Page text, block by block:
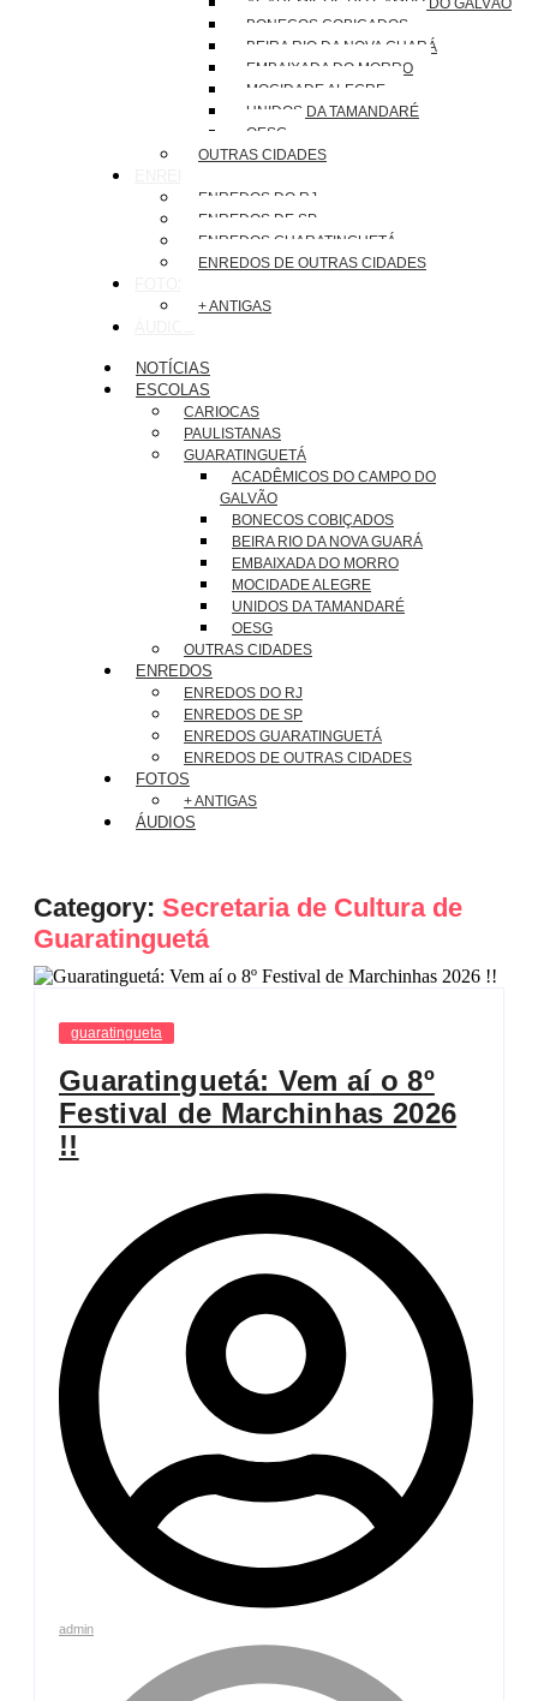
BONECOS COBIÇADOS
BEIRA RIO DA NOVA GUARÁ
EMBAIXADA DO MORRO
MOCIDADE ALEGRE
UNIDOS DA TAMANDARÉ
OESG
OUTRAS CIDADES
ENREDOS DO RJ
ENREDOS DE SP
ENREDOS GUARATINGUETÁ
ENREDOS DE OUTRAS CIDADES
+ ANTIGAS
NOTÍCIAS
ESCOLAS
CARIOCAS
PAULISTANAS
GUARATINGUETÁ
ACADÊMICOS DO CAMPO DO
GALVÃO
BONECOS COBIÇADOS
BEIRA RIO DA NOVA GUARÁ
EMBAIXADA DO MORRO
MOCIDADE ALEGRE
UNIDOS DA TAMANDARÉ
OESG
OUTRAS CIDADES
ENREDOS
ENREDOS DO RJ
ENREDOS DE SP
ENREDOS GUARATINGUETÁ
ENREDOS DE OUTRAS CIDADES
FOTOS
+ ANTIGAS
ÁUDIOS
Category: Secretaria de Cultura de
Guaratinguetá
guaratingueta
Guaratinguetá: Vem aí o 8º
Festival de Marchinhas 2026
!!
admin